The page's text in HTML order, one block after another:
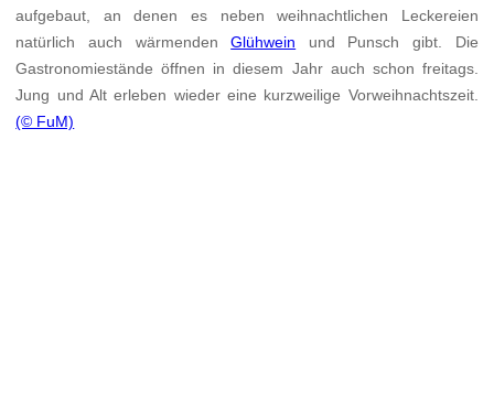
aufgebaut, an denen es neben weihnachtlichen Leckereien
natürlich auch wärmendenGlühwein und Punsch gibt. Die
Gastronomiestände öffnen in diesem Jahr auch schon freitags.
Jung und Alt erleben wieder eine kurzweilige Vorweihnachtszeit.
(© FuM)